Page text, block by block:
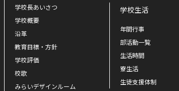
学校長あいさつ
学校概要
沿革
教育目標・方針
学校評価
校歌
みらいデザインルーム
学校生活
年間行事
部活動一覧
生活時間
寮生活
生徒支援体制